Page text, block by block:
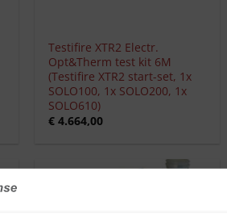
Testifire XTR2 Electr.
Opt&Therm test kit 6M
(Testifire XTR2 start-set, 1x
SOLO100, 1x SOLO200, 1x
SOLO610)
€ 4.664,00